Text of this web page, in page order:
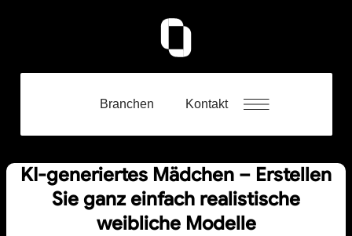
Branchen Kontakt
KI-generiertes Mädchen – Erstellen
Sie ganz einfach realistische
weibliche Modelle